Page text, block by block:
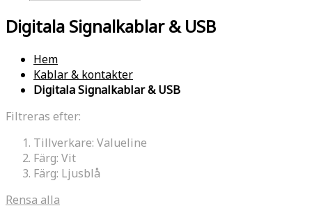
Digitala Signalkablar & USB
Hem
Kablar & kontakter
Digitala Signalkablar & USB
Filtreras efter:
Tillverkare: Valueline
Färg: Vit
Färg: Ljusblå
Rensa alla